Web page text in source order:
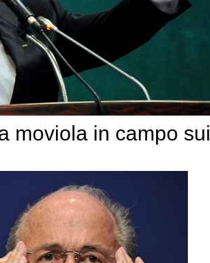
moviola in campo sui